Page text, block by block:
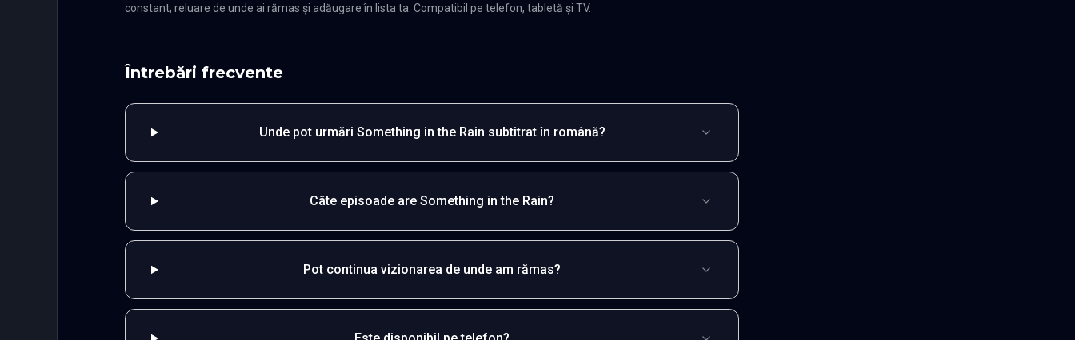
constant, reluare de unde ai rămas și adăugare în lista ta. Compatibil pe telefon, tabletă și TV.
Întrebări frecvente
Unde pot urmări Something in the Rain subtitrat în română?
Câte episoade are Something in the Rain?
Pot continua vizionarea de unde am rămas?